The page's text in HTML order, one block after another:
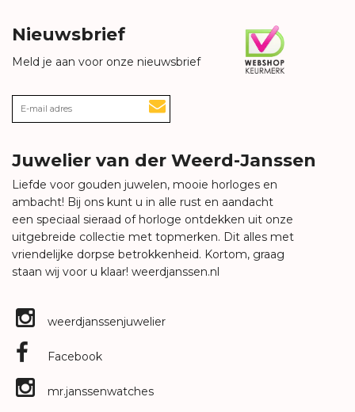
Nieuwsbrief
Meld je aan voor onze nieuwsbrief
Juwelier van der Weerd-Janssen
Liefde voor gouden juwelen, mooie horloges en
ambacht! Bij ons kunt u in alle rust en aandacht
een speciaal sieraad of horloge ontdekken uit onze
uitgebreide collectie met topmerken. Dit alles met
vriendelijke dorpse betrokkenheid. Kortom, graag
staan wij voor u klaar! weerdjanssen.nl
weerdjanssenjuwelier
Facebook
mr.janssenwatches